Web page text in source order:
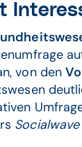
von den
Socialwave